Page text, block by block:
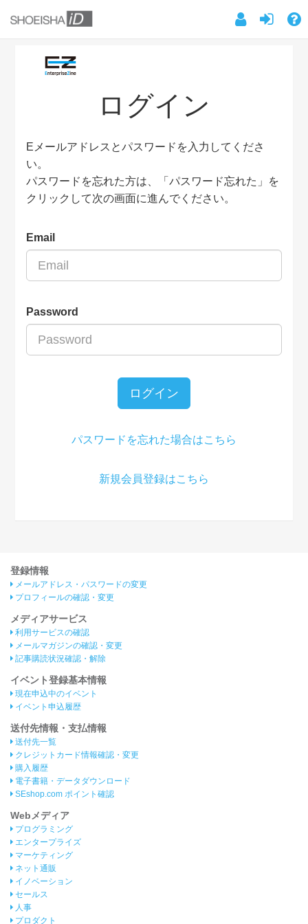
ログイン
Eメールアドレスとパスワードを入力してくださ
い。
パスワードを忘れた方は、「パスワード忘れた」を
クリックして次の画面に進んでください。
Email
Password
ログイン
パスワードを忘れた場合はこちら
新規会員登録はこちら
登録情報
メールアドレス・パスワードの変更
プロフィールの確認・変更
メディアサービス
利用サービスの確認
メールマガジンの確認・変更
記事購読状況確認・解除
イベント登録基本情報
現在申込中のイベント
イベント申込履歴
送付先情報・支払情報
送付先一覧
クレジットカード情報確認・変更
購入履歴
電子書籍・データダウンロード
SEshop.com ポイント確認
Webメディア
プログラミング
エンタープライズ
マーケティング
ネット通販
イノベーション
セールス
人事
プロダクト